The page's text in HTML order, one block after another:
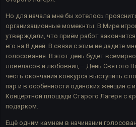
Но для начала мне бы хотелось
организационные момекнты. В Мире
утверждали, что приём работ
его на 8 дней. В связи с этим не дадите
голосования. В этот день будет
ловеласов и любовниц – День Святого
честь окончания конкурса выступить с
пар и в особенности одиноких женщин с
Концертной площади Старого Лагеря с
подарком.
Ещё одним камнем в начинании